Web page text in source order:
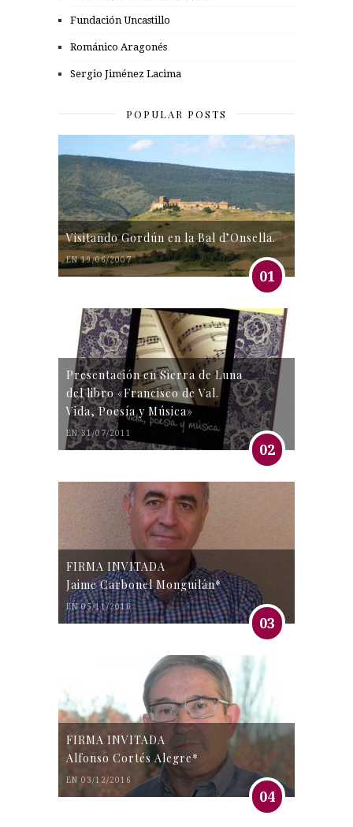
Fundación Uncastillo
Románico Aragonés
Sergio Jiménez Lacima
POPULAR POSTS
Visitando Gordún en la Bal d’Onsella.
EN 19/06/2007
01
Presentación en Sierra de Luna
del libro «Francisco de Val.
Vida, Poesía y Música»
EN 31/07/2011
02
FIRMA INVITADA
Jaime Carbonel Monguilán*
EN 05/11/2016
03
FIRMA INVITADA
Alfonso Cortés Alegre*
EN 03/12/2016
04